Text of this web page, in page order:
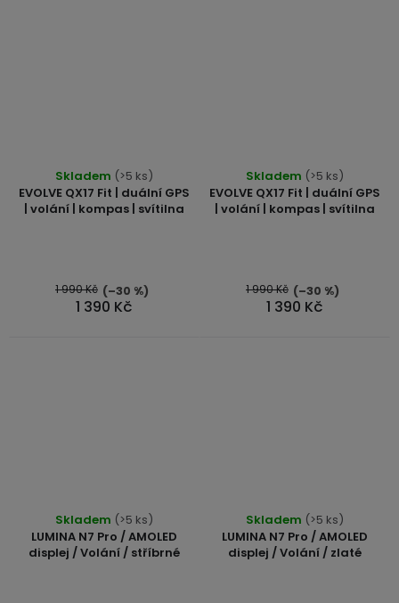
EVOLVE QX17 Fit | duální GPS
| volání | kompas | svítilna
Skladem (>5 ks)
1 390 Kč
1 990 Kč (–30 %)
EVOLVE QX17 Fit | duální GPS
| volání | kompas | svítilna
Skladem (>5 ks)
1 390 Kč
1 990 Kč (–30 %)
LUMINA N7 Pro / AMOLED
displej / Volání / stříbrné
Skladem (>5 ks)
LUMINA N7 Pro / AMOLED
displej / Volání / zlaté
hodnocení
produktu
Skladem (>5 ks)